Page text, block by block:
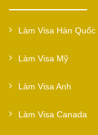
Làm Visa Hàn Quốc
Làm Visa Mỹ
Làm Visa Anh
Làm Visa Canada